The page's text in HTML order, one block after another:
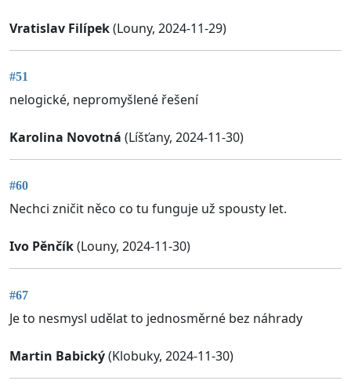
Vratislav Filípek(Louny, 2024-11-29)
#51
nelogické, nepromyšlené řešení
Karolina Novotná (Líšťany, 2024-11-30)
#60
Nechci zničit něco co tu funguje už spousty let.
Ivo Pěnčík(Louny, 2024-11-30)
#67
Je to nesmysl udělat to jednosměrné bez náhrady
Martin Babický(Klobuky, 2024-11-30)